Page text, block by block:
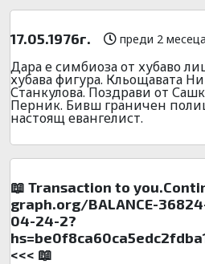
17.05.1976г. преди 2 месеца
Дара е симбиоза от хубаво
хубава фигура. Кльощавата
Станкулова. Поздрави от
Перник. Бивш граничен
настоящ евангелист.
📖 Transaction to
graph.org/BALANCE-
04-24-2?
<<< 📖